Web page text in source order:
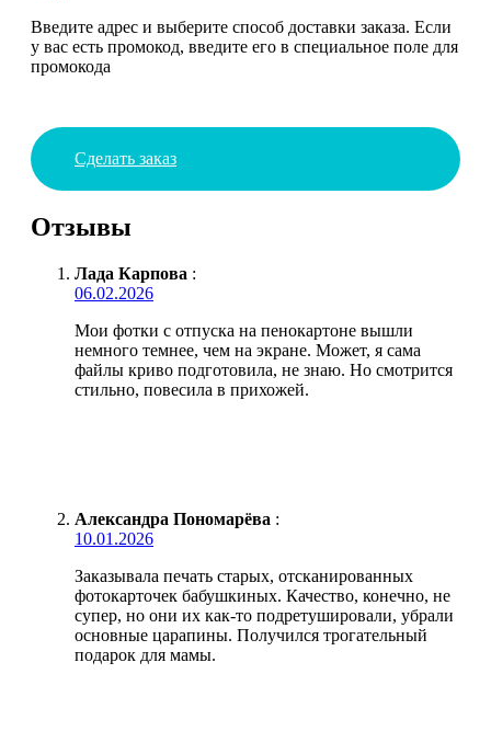
Введите адрес и выберите способ доставки заказа. Если
у вас есть промокод, введите его в специальное поле для
промокода
Сделать заказ
Отзывы
Лада Карпова :
06.02.2026
Мои фотки с отпуска на пенокартоне вышли
немного темнее, чем на экране. Может, я сама
файлы криво подготовила, не знаю. Но смотрится
стильно, повесила в прихожей.
Александра Пономарёва :
10.01.2026
Заказывала печать старых, отсканированных
фотокарточек бабушкиных. Качество, конечно, не
супер, но они их как-то подретушировали, убрали
основные царапины. Получился трогательный
подарок для мамы.